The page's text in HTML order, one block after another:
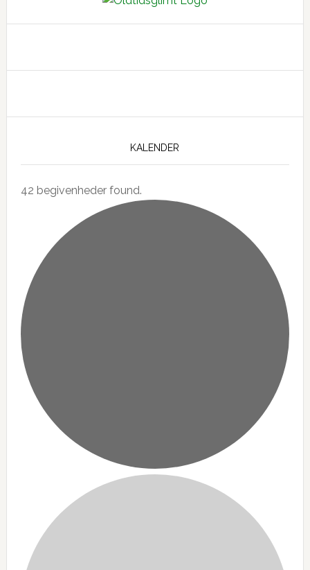
KALENDER
42 begivenheder found.